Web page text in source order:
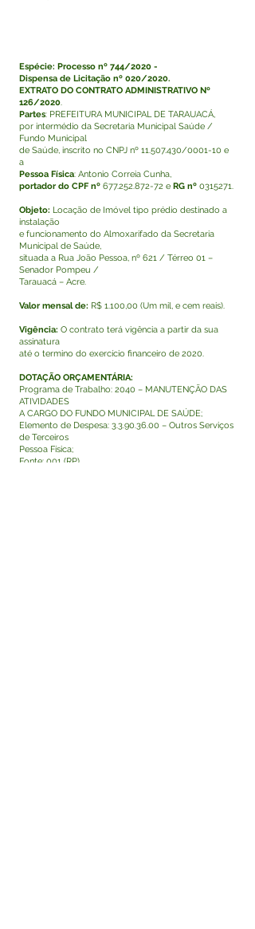
Espécie: Processo nº 744/2020 -
Dispensa de Licitação nº 020/2020.
EXTRATO DO CONTRATO ADMINISTRATIVO Nº
126/2020.
Partes: PREFEITURA MUNICIPAL DE TARAUACÁ,
por intermédio da Secretaria Municipal Saúde /
Fundo Municipal
de Saúde, inscrito no CNPJ nº 11.507.430/0001-10 e
a
Pessoa Física: Antonio Correia Cunha,
portador do CPF nº 677.252.872-72 e RG nº 0315271.
Objeto: Locação de Imóvel tipo prédio destinado a
instalação
e funcionamento do Almoxarifado da Secretaria
Municipal de Saúde,
situada a Rua João Pessoa, nº 621 / Térreo 01 –
Senador Pompeu /
Tarauacá – Acre.
Valor mensal de: R$ 1.100,00 (Um mil, e cem reais).
Vigência: O contrato terá vigência a partir da sua
assinatura
até o termino do exercício financeiro de 2020.
DOTAÇÃO ORÇAMENTÁRIA:
Programa de Trabalho: 2040 – MANUTENÇÃO DAS
ATIVIDADES
A CARGO DO FUNDO MUNICIPAL DE SAÚDE;
Elemento de Despesa: 3.3.90.36.00 – Outros Serviços
de Terceiros
Pessoa Física;
Fonte: 001 (RP).